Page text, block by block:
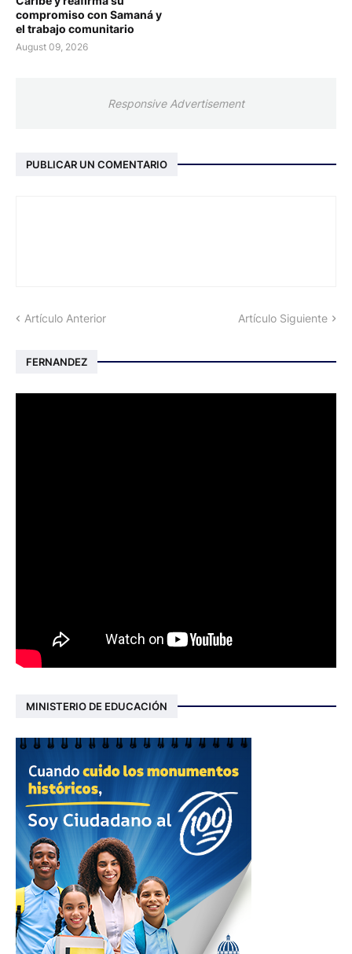
compromiso con Samaná y
el trabajo comunitario
August 09, 2026
Responsive Advertisement
PUBLICAR UN COMENTARIO
Artículo Anterior Artículo Siguiente
FERNANDEZ
MINISTERIO DE EDUCACIÓN